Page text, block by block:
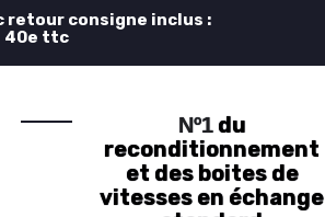
retour consigne inclus :
40e ttc
Nº1du
reconditionnement
et des boites de
vitesses en échange